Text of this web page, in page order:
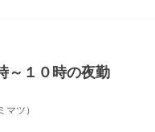
～１０時の夜勤
ツ）